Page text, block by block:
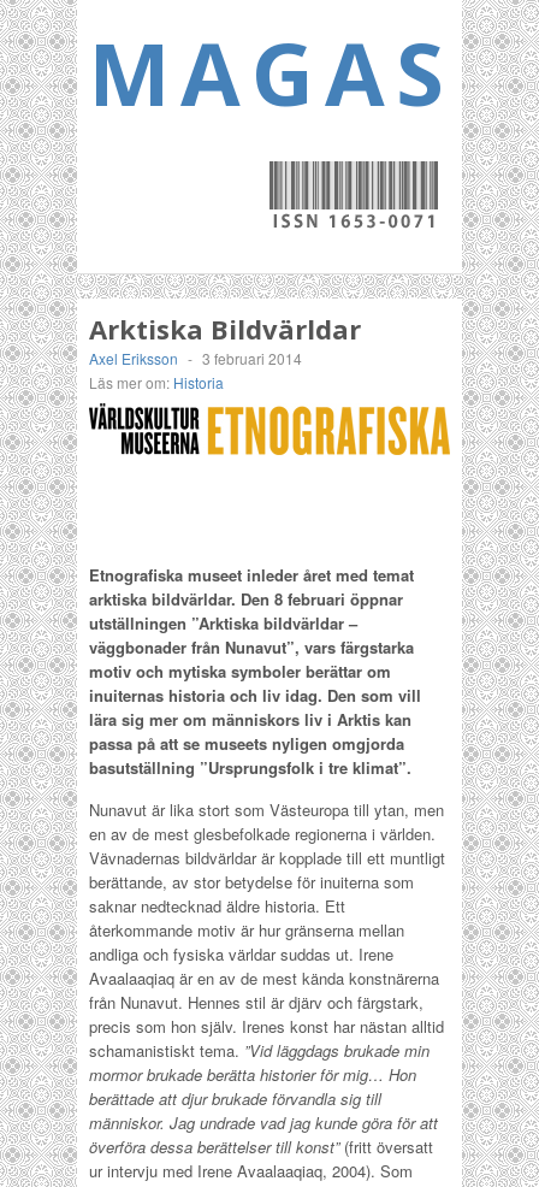
Arktiska Bildvärldar
Axel Eriksson - 3 februari 2014
Läs mer om: Historia
Etnografiska museet inleder året med temat
arktiska bildvärldar. Den 8 februari öppnar
utställningen ”Arktiska bildvärldar –
väggbonader från Nunavut”, vars färgstarka
motiv och mytiska symboler berättar om
inuiternas historia och liv idag. Den som vill
lära sig mer om människors liv i Arktis kan
passa på att se museets nyligen omgjorda
basutställning ”Ursprungsfolk i tre klimat”.
Nunavut är lika stort som Västeuropa till ytan, men
en av de mest glesbefolkade regionerna i världen.
Vävnadernas bildvärldar är kopplade till ett muntligt
berättande, av stor betydelse för inuiterna som
saknar nedtecknad äldre historia. Ett
återkommande motiv är hur gränserna mellan
andliga och fysiska världar suddas ut. Irene
Avaalaaqiaq är en av de mest kända konstnärerna
från Nunavut. Hennes stil är djärv och färgstark,
precis som hon själv. Irenes konst har nästan alltid
schamanistiskt tema. ”Vid läggdags brukade min
mormor brukade berätta historier för mig… Hon
berättade att djur brukade förvandla sig till
människor. Jag undrade vad jag kunde göra för att
överföra dessa berättelser till konst”(fritt översatt
ur intervju med Irene Avaalaaqiaq, 2004). Som